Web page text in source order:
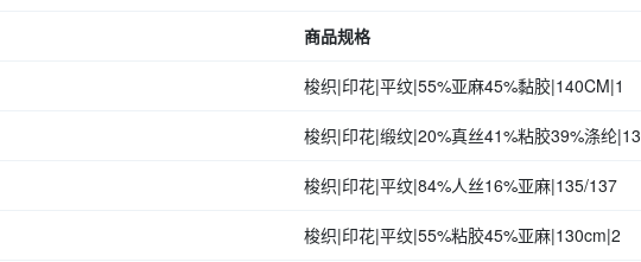
商品规格
梭织|印花|平纹|55%亚麻45%黏胶|140CM|1
梭织|印花|缎纹|20%真丝41%粘胶39%涤纶|13
梭织|印花|平纹|84%人丝16%亚麻|135/137
梭织|印花|平纹|55%粘胶45%亚麻|130cm|2